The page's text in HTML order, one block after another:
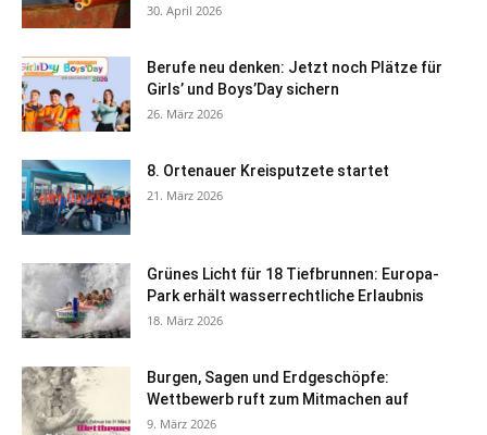
30. April 2026
Berufe neu denken: Jetzt noch Plätze für
Girls’ und Boys’Day sichern
26. März 2026
8. Ortenauer Kreisputzete startet
21. März 2026
Grünes Licht für 18 Tiefbrunnen: Europa-
Park erhält wasserrechtliche Erlaubnis
18. März 2026
Burgen, Sagen und Erdgeschöpfe:
Wettbewerb ruft zum Mitmachen auf
9. März 2026